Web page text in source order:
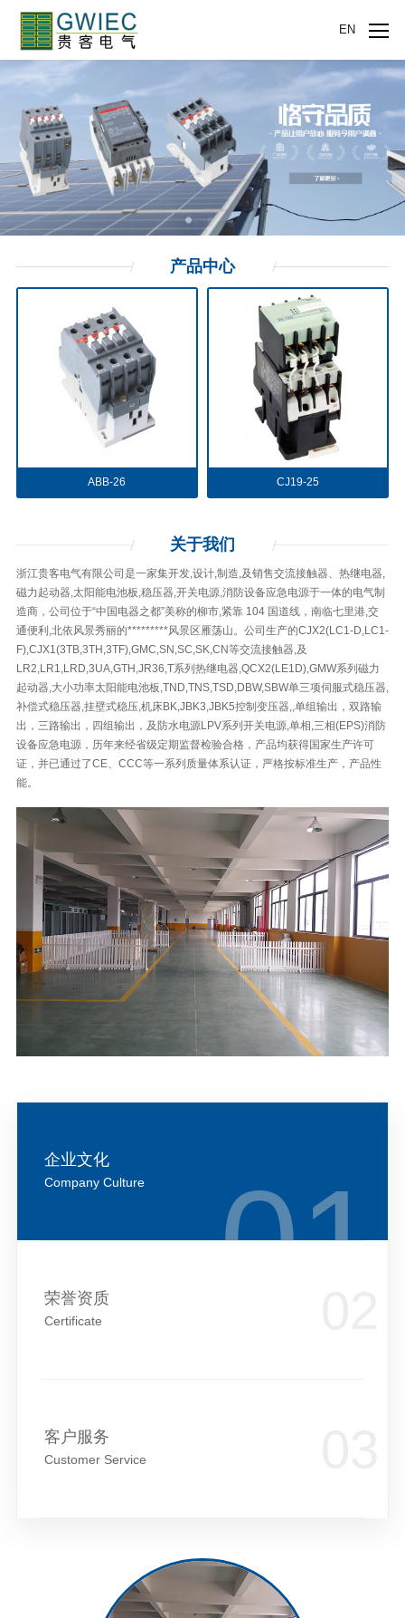
EN
产品中心
ABB-26 CJ19-25
关于我们
浙江贵客电气有限公司是一家集开发,设计,制造,及销售交流接触器、热继电器,
磁力起动器,太阳能电池板,稳压器,开关电源,消防设备应急电源于一体的电气制
造商，公司位于“中国电器之都”美称的柳市,紧靠 104 国道线，南临七里港,交
通便利,北依风景秀丽的*********风景区雁荡山。公司生产的CJX2(LC1-D,LC1-
F),CJX1(3TB,3TH,3TF),GMC,SN,SC,SK,CN等交流接触器,及
LR2,LR1,LRD,3UA,GTH,JR36,T系列热继电器,QCX2(LE1D),GMW系列磁力
起动器,大小功率太阳能电池板,TND,TNS,TSD,DBW,SBW单三项伺服式稳压器,
补偿式稳压器,挂壁式稳压,机床BK,JBK3,JBK5控制变压器,,单组输出，双路输
出，三路输出，四组输出，及防水电源LPV系列开关电源,单相,三相(EPS)消防
设备应急电源，历年来经省级定期监督检验合格，产品均获得国家生产许可
证，并已通过了CE、CCC等一系列质量体系认证，严格按标准生产，产品性
能。
企业文化
Company Culture
荣誉资质
Certificate
客户服务
Customer Service